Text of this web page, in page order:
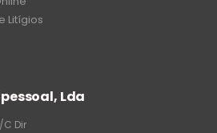
Litígios
Lda
Dir